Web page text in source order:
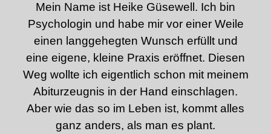
Mein Name ist Heike Güsewell. Ich bin
Psychologin und habe mir vor einer Weile
einen langgehegten Wunsch erfüllt und
eine eigene, kleine Praxis eröffnet. Diesen
Weg wollte ich eigentlich schon mit meinem
Abiturzeugnis in der Hand einschlagen.
Aber wie das so im Leben ist, kommt alles
ganz anders, als man es plant.